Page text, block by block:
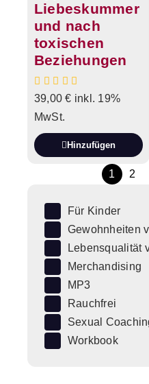
Liebeskummer
und nach
toxischen
Beziehungen
39,00€ inkl. 19%
MwSt.
Hinzufügen
1 2
Für Kinder
Gewohnheiten
Lebensqualität
Merchandising
MP3
Rauchfrei
Sexual
Workbook